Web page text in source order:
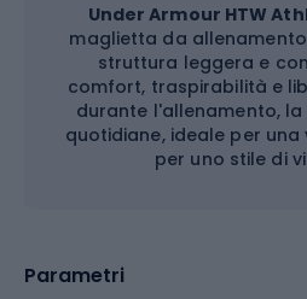
Under Armour HTW
maglietta da
struttura leggera e
comfort, traspirabilità e
durante l'allenamento,
quotidiane, ideale per una
per uno stile di
Parametri